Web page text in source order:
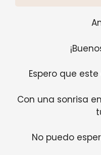
Espero que
Con una sonrisa
No puedo